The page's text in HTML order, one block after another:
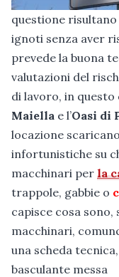
questione
ignoti senza aver
prevede la buona
valutazioni del
di lavoro, in
Maiella e l’Oasi di
locazione
infortunistiche su
macchinari per la
trappole, gabbie o
capisce cosa
macchinari,
una scheda
basculante messa